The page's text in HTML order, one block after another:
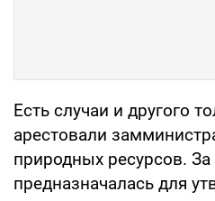
Есть случаи и другого
арестовали
природных ресурсов. За
предназначалась для